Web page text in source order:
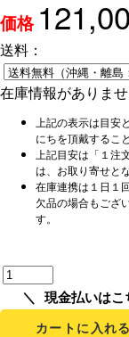
価格
送料：
在庫情報がありま
上記の表示は目安
にちを頂戴するこ
上記目安は「１注
は、お取り寄せと
在庫連携は１日１
欠品の場合もござ
す。
現金払いはこ
カートに入れる